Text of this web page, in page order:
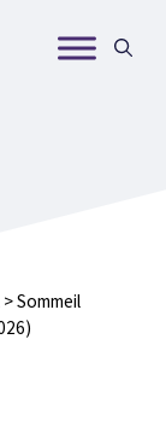
>Sommeil